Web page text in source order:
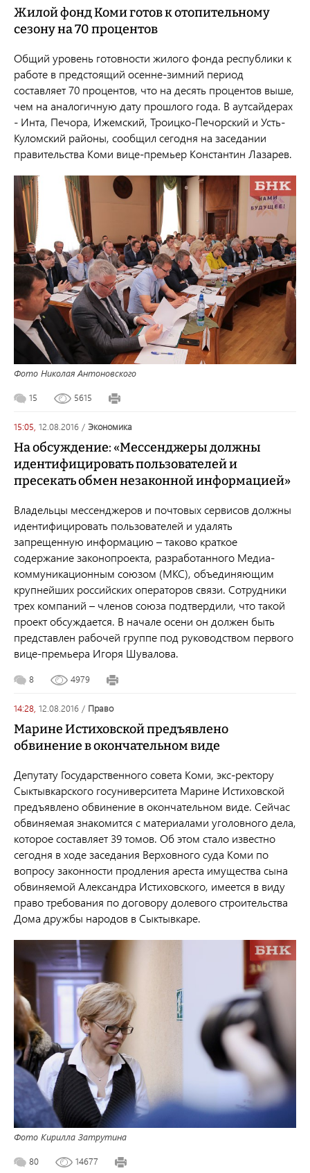
Жилой фонд Коми готов к отопительному
сезону на 70 процентов
Общий уровень готовности жилого фонда республики к
работе в предстоящий осенне-зимний период
составляет 70 процентов, что на десять процентов выше,
чем на аналогичную дату прошлого года. В аутсайдерах
- Инта, Печора, Ижемский, Троицко-Печорский и Усть-
Куломский районы, сообщил сегодня на заседании
правительства Коми вице-премьер Константин Лазарев.
Фото Николая Антоновского
15 5615
15:05, 12.08.2016 / экономика
На обсуждение: «Мессенджеры должны
идентифицировать пользователей и
пресекать обмен незаконной информацией»
Владельцы мессенджеров и почтовых сервисов должны
идентифицировать пользователей и удалять
запрещенную информацию – таково краткое
содержание законопроекта, разработанного Медиа-
коммуникационным союзом (МКС), объединяющим
крупнейших российских операторов связи. Сотрудники
трех компаний – членов союза подтвердили, что такой
проект обсуждается. В начале осени он должен быть
представлен рабочей группе под руководством первого
вице-премьера Игоря Шувалова.
8 4979
14:28, 12.08.2016 / право
Марине Истиховской предъявлено
обвинение в окончательном виде
Депутату Государственного совета Коми, экс-ректору
Сыктывкарского госуниверситета Марине Истиховской
предъявлено обвинение в окончательном виде. Сейчас
обвиняемая знакомится с материалами уголовного дела,
которое составляет 39 томов. Об этом стало известно
сегодня в ходе заседания Верховного суда Коми по
вопросу законности продления ареста имущества сына
обвиняемой Александра Истиховского, имеется в виду
право требования по договору долевого строительства
Дома дружбы народов в Сыктывкаре.
Фото Кирилла Затрутина
80 14677